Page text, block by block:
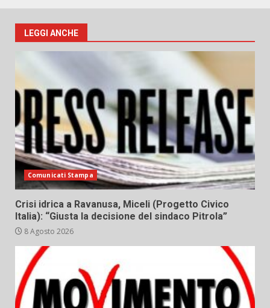
LEGGI ANCHE
Comunicati Stampa
Crisi idrica a Ravanusa, Miceli (Progetto Civico
Italia): “Giusta la decisione del sindaco Pitrola”
8 Agosto 2026